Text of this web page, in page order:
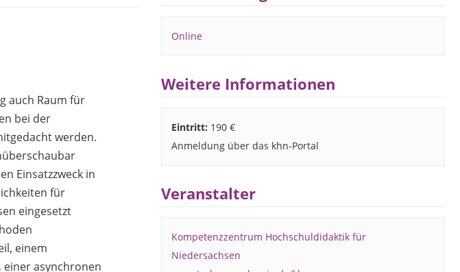
auch Raum für
bei der
werden.
Einsatzzweck in
für
eingesetzt
einem
asynchronen
Online
Weitere Informationen
Eintritt: 190 €
Anmeldung über das khn-Portal
Veranstalter
Kompetenzzentrum Hochschuldidaktik für
Niedersachsen